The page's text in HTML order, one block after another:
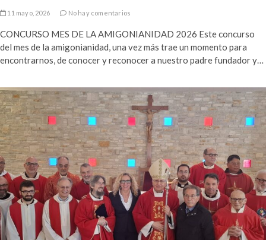
11 mayo, 2026 No hay comentarios
CONCURSO MES DE LA AMIGONIANIDAD 2026 Este concurso
del mes de la amigonianidad, una vez más trae un momento para
encontrarnos, de conocer y reconocer a nuestro padre fundador y…